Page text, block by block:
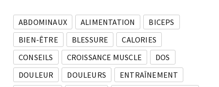
ABDOMINAUX ALIMENTATION
BICEPS
BIEN-ÊTRE
BLESSURE
CALORIES
CONSEILS
CROISSANCE MUSCLE
DOS
DOULEUR
DOULEURS
ENTRAÎNEMENT